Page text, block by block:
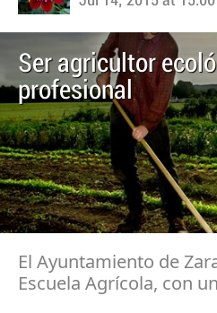
Ser agricultor
profesional
El Ayuntamiento de
Escuela Agrícola, con